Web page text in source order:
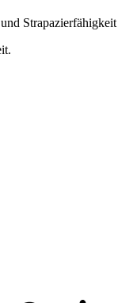
Strapazierfähigkeit